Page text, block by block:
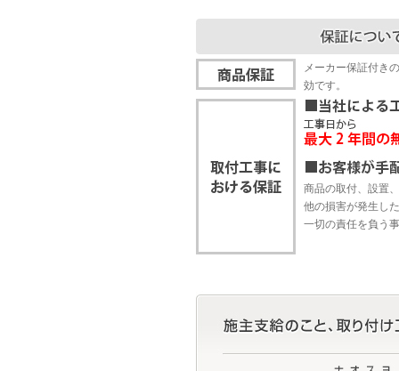
メーカー保証付き
効です。
商品の取付、設置
他の損害が発生し
一切の責任を負う